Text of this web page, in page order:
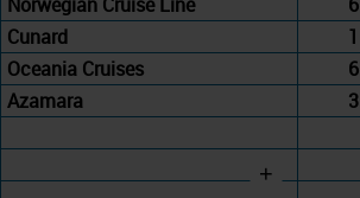
Cunard
1
Oceania Cruises
6
Azamara
3
+